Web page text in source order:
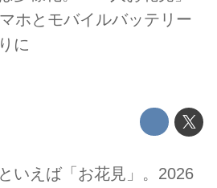
ホとモバイルバッテリー
に
いえば「お花見」。2026